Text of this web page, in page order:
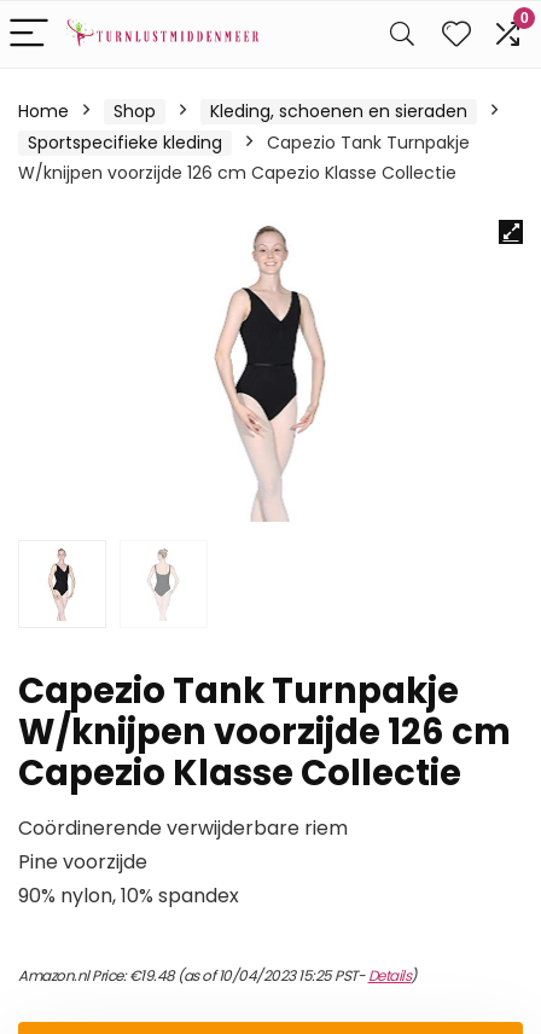
0
Home Shop
Kleding, schoenen en sieraden
Sportspecifieke kleding
Capezio Tank Turnpakje
W/knijpen voorzijde 126 cm Capezio Klasse Collectie
Capezio Tank Turnpakje
W/knijpen voorzijde 126 cm
Capezio Klasse Collectie
Coördinerende verwijderbare riem
Pine voorzijde
90% nylon, 10% spandex
Amazon.nl Price:€19.48(as of 10/04/2023 15:25 PST-Details)